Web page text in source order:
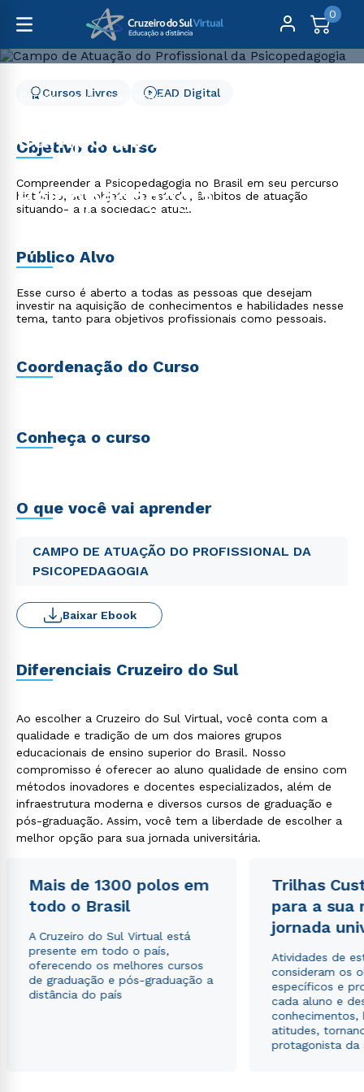
0
Cursos Livres
Educação
Campo de Atuação do
Profissional da
Psicopedagogia
Cursos Livres EAD Digital
Objetivo do curso
Compreender a Psicopedagogia no Brasil em seu percurso
histórico, seu objeto de estudo, âmbitos de atuação
situando- a na sociedade atual.
Público Alvo
Esse curso é aberto a todas as pessoas que desejam
investir na aquisição de conhecimentos e habilidades nesse
tema, tanto para objetivos profissionais como pessoais.
Coordenação do Curso
Conheça o curso
O que você vai aprender
CAMPO DE ATUAÇÃO DO PROFISSIONAL DA
PSICOPEDAGOGIA
Baixar Ebook
Diferenciais Cruzeiro do Sul
Ao escolher a Cruzeiro do Sul Virtual, você conta com a
qualidade e tradição de um dos maiores grupos
educacionais de ensino superior do Brasil. Nosso
compromisso é oferecer ao aluno qualidade de ensino com
métodos inovadores e docentes especializados, além de
infraestrutura moderna e diversos cursos de graduação e
pós-graduação. Assim, você tem a liberdade de escolher a
melhor opção para sua jornada universitária.
Mais de 1300 polos em
todo o Brasil
A Cruzeiro do Sul Virtual está
presente em todo o país,
oferecendo os melhores cursos
de graduação e pós-graduação a
distância do país
Trilhas
para a sua
jornada
Atividades de
consideram os
específicos e
cada aluno e
conhecimentos,
atitudes,
protagonista da